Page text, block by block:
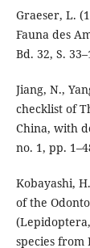
Graeser, L.
Fauna des
Bd. 32, S.
Jiang, N.,
checklist of
China, with
no. 1, pp.
Kobayashi,
of the
species from